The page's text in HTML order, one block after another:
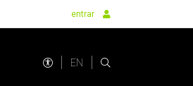
entrar
EN